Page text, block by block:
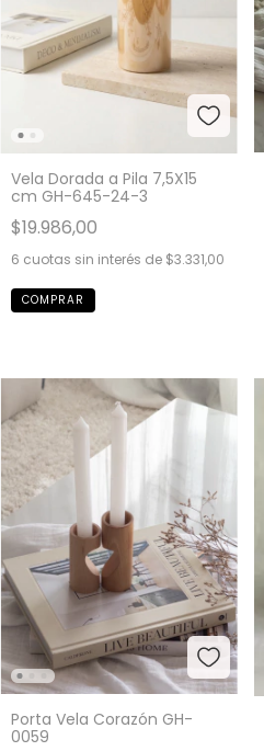
Vela Dorada a Pila 7,5X15
cm GH-645-24-3
$19.986,00
6 cuotas sin interés de $3.331,00
Porta Vela Corazón GH-
0059